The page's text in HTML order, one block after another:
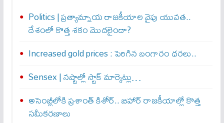
Politics | ప్రత్యామ్నాయ రాజకీయాల వైపు యువత..
దేశంలో కొత్త శకం మొదలైందా?
Increased gold prices : పెరిగిన బంగారం ధరలు..
Sensex | నష్టాల్లో స్టాక్ మార్కెట్లు…
అసెంబ్లీలోకి ప్రశాంత్ కిశోర్.. బిహార్ రాజకీయాల్లో కొత్త
సమీకరణాలు